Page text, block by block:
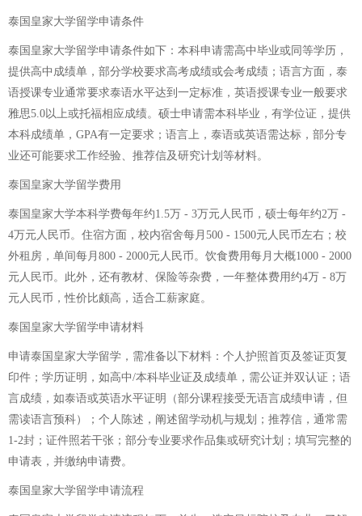
泰国皇家大学留学申请条件
泰国皇家大学留学申请条件如下：本科申请需高中毕业或同等学历，
提供高中成绩单，部分学校要求高考成绩或会考成绩；语言方面，泰
语授课专业通常要求泰语水平达到一定标准，英语授课专业一般要求
雅思5.0以上或托福相应成绩。硕士申请需本科毕业，有学位证，提供
本科成绩单，GPA有一定要求；语言上，泰语或英语需达标，部分专
业还可能要求工作经验、推荐信及研究计划等材料。
泰国皇家大学留学费用
泰国皇家大学本科学费每年约1.5万 - 3万元人民币，硕士每年约2万 -
4万元人民币。住宿方面，校内宿舍每月500 - 1500元人民币左右；校
外租房，单间每月800 - 2000元人民币。饮食费用每月大概1000 - 2000
元人民币。此外，还有教材、保险等杂费，一年整体费用约4万 - 8万
元人民币，性价比颇高，适合工薪家庭。
泰国皇家大学留学申请材料
申请泰国皇家大学留学，需准备以下材料：个人护照首页及签证页复
印件；学历证明，如高中/本科毕业证及成绩单，需公证并双认证；语
言成绩，如泰语或英语水平证明（部分课程接受无语言成绩申请，但
需读语言预科）；个人陈述，阐述留学动机与规划；推荐信，通常需
1-2封；证件照若干张；部分专业要求作品集或研究计划；填写完整的
申请表，并缴纳申请费。
泰国皇家大学留学申请流程